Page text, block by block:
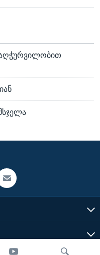
აღჭურვილობით